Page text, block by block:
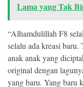
Lama yang Tak
“Alhamdulillah F8
selalu ada kreasi
anak anak yang
original dengan
yang baru. Yang baru